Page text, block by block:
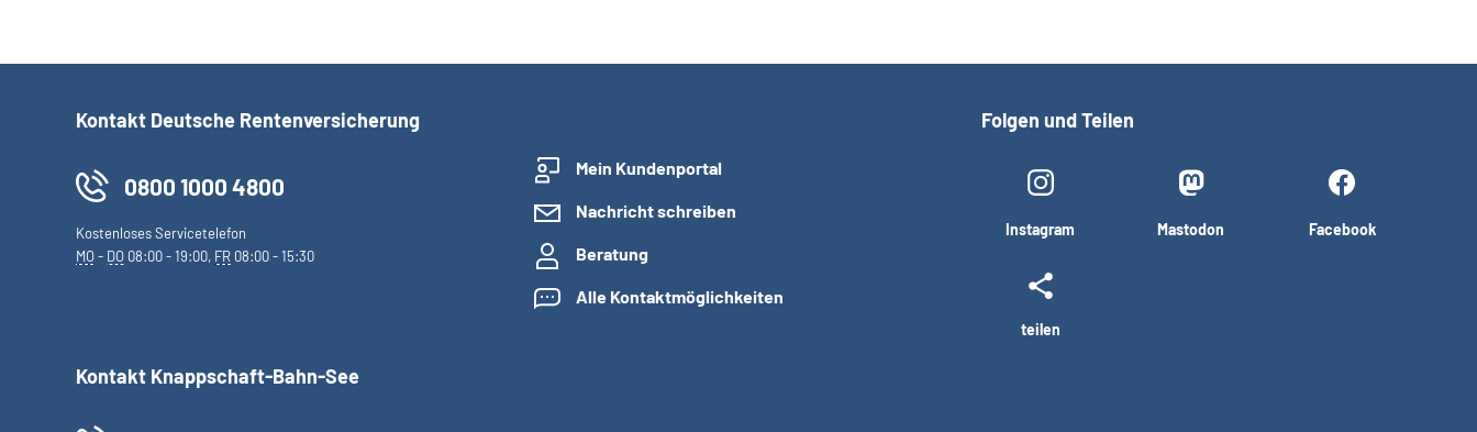
Kontakt Deutsche Rentenversicherung
0800 1000 4800
Kostenloses Servicetelefon
MO- DO 08:00 - 19:00, FR 08:00 - 15:30
Mein Kundenportal
Nachricht schreiben
Beratung
Alle Kontaktmöglichkeiten
Kontakt Knappschaft-Bahn-See
Folgen und Teilen
Instagram Mastodon Facebook
teilen